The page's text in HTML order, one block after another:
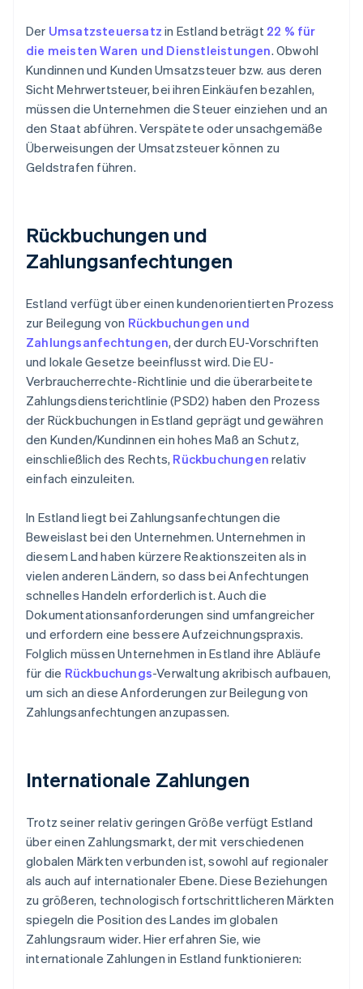
Der Umsatzsteuersatz in Estland beträgt 22 % für
die meisten Waren und Dienstleistungen. Obwohl
Kundinnen und Kunden Umsatzsteuer bzw. aus deren
Sicht Mehrwertsteuer, bei ihren Einkäufen bezahlen,
müssen die Unternehmen die Steuer einziehen und an
den Staat abführen. Verspätete oder unsachgemäße
Überweisungen der Umsatzsteuer können zu
Geldstrafen führen.
Rückbuchungen und
Zahlungsanfechtungen
Estland verfügt über einen kundenorientierten Prozess
zur Beilegung von Rückbuchungen und
Zahlungsanfechtungen, der durch EU-Vorschriften
und lokale Gesetze beeinflusst wird. Die EU-
Verbraucherrechte-Richtlinie und die überarbeitete
Zahlungsdiensterichtlinie (PSD2) haben den Prozess
der Rückbuchungen in Estland geprägt und gewähren
den Kunden/Kundinnen ein hohes Maß an Schutz,
einschließlich des Rechts, Rückbuchungen relativ
einfach einzuleiten.
In Estland liegt bei Zahlungsanfechtungen die
Beweislast bei den Unternehmen. Unternehmen in
diesem Land haben kürzere Reaktionszeiten als in
vielen anderen Ländern, so dass bei Anfechtungen
schnelles Handeln erforderlich ist. Auch die
Dokumentationsanforderungen sind umfangreicher
und erfordern eine bessere Aufzeichnungspraxis.
Folglich müssen Unternehmen in Estland ihre Abläufe
für die Rückbuchungs-Verwaltung akribisch aufbauen,
um sich an diese Anforderungen zur Beilegung von
Zahlungsanfechtungen anzupassen.
Internationale Zahlungen
Trotz seiner relativ geringen Größe verfügt Estland
über einen Zahlungsmarkt, der mit verschiedenen
globalen Märkten verbunden ist, sowohl auf regionaler
als auch auf internationaler Ebene. Diese Beziehungen
zu größeren, technologisch fortschrittlicheren Märkten
spiegeln die Position des Landes im globalen
Zahlungsraum wider. Hier erfahren Sie, wie
internationale Zahlungen in Estland funktionieren: